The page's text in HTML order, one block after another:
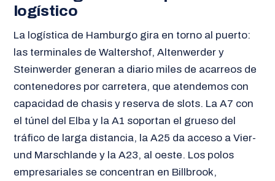
logístico
La logística de Hamburgo gira en torno al puerto:
las terminales de Waltershof, Altenwerder y
Steinwerder generan a diario miles de acarreos de
contenedores por carretera, que atendemos con
capacidad de chasis y reserva de slots. La A7 con
el túnel del Elba y la A1 soportan el grueso del
tráfico de larga distancia, la A25 da acceso a Vier-
und Marschlande y la A23, al oeste. Los polos
empresariales se concentran en Billbrook,